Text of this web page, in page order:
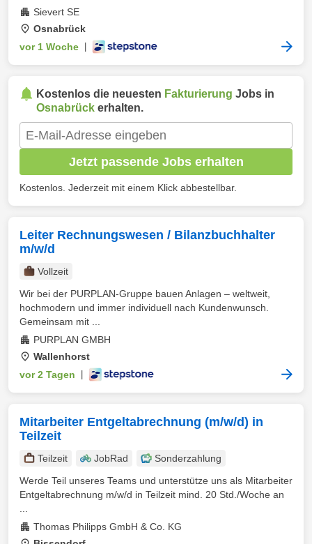
Sievert SE
Osnabrück
vor 1 Woche
Kostenlos die neuesten Fakturierung Jobs in
Osnabrück erhalten.
Jetzt passende Jobs erhalten
Kostenlos. Jederzeit mit einem Klick abbestellbar.
Leiter Rechnungswesen / Bilanzbuchhalter
m/w/d
Vollzeit
Wir bei der PURPLAN-Gruppe bauen Anlagen – weltweit,
hochmodern und immer individuell nach Kundenwunsch.
Gemeinsam mit ...
PURPLAN GMBH
Wallenhorst
vor 2 Tagen
Mitarbeiter Entgeltabrechnung (m/w/d) in
Teilzeit
Teilzeit JobRad
Sonderzahlung
Werde Teil unseres Teams und unterstütze uns als Mitarbeiter
Entgeltabrechnung m/w/d in Teilzeit mind. 20 Std./Woche an
Thomas Philipps GmbH & Co. KG